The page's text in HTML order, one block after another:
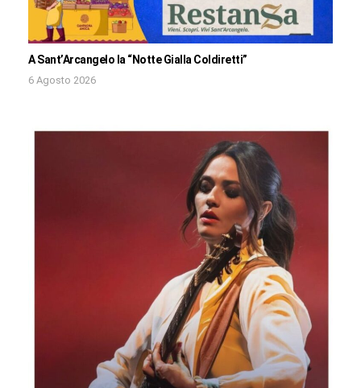
A Sant’Arcangelo la “Notte Gialla Coldiretti”
6 Agosto 2026